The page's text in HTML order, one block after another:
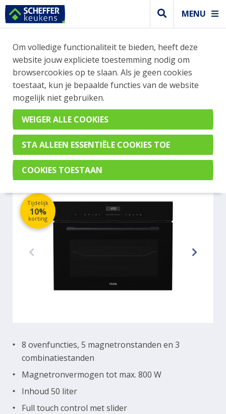
MENU
WEBSHOP BESTELLINGEN
Je kan tijdelijk geen bestelling plaatsen. Wil je je
vast oriënteren? Vergelijk eenvoudig apparaten
en merken met elkaar. Klik hier voor meer
informatie.
Magnetron
ETNA CM250ZT
Tijdelijk
10%
korting
8 ovenfuncties, 5 magnetronstanden en 3
combinatiestanden
Magnetronvermogen tot max. 800 W
Inhoud 50 liter
Full touch control met slider
Om volledige functionaliteit te bieden, heeft deze
website jouw expliciete toestemming nodig om
browsercookies op te slaan. Als je geen cookies
toestaat, kun je bepaalde functies van de website
mogelijk niet gebruiken.